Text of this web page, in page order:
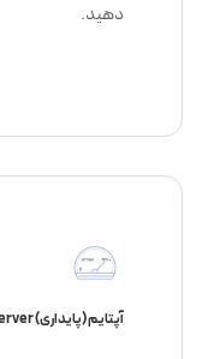
دهید.
آپتایم (پایداری) Dedicated Server ایران